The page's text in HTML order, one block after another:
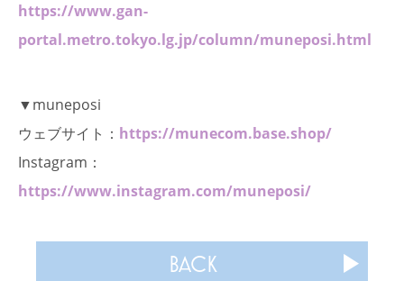
https://www.gan-
portal.metro.tokyo.lg.jp/column/muneposi.html
▼muneposi
ウェブサイト： https://munecom.base.shop/
Instagram：
https://www.instagram.com/muneposi/
BACK